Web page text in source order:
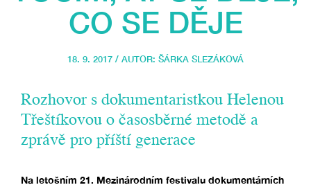
CO SE DĚJE
18. 9. 2017 / AUTOR: ŠÁRKA SLEZÁKOVÁ
Rozhovor s dokumentaristkou Helenou
Třeštíkovou o časosběrné metodě a
zprávě pro příští generace
Na letošním 21. Mezinárodním festivalu dokumentárních